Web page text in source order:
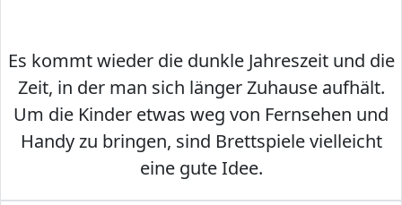
Es kommt wieder die dunkle Jahreszeit und die
Zeit, in der man sich länger Zuhause aufhält.
Um die Kinder etwas weg von Fernsehen und
Handy zu bringen, sind Brettspiele vielleicht
eine gute Idee.